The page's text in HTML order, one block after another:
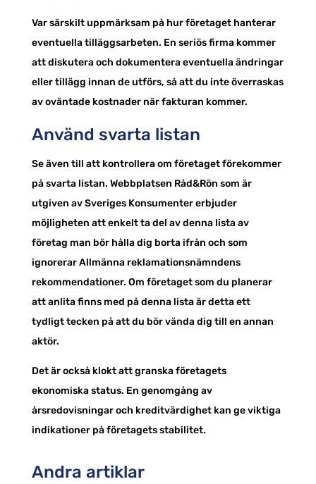
Var särskilt uppmärksam på hur företaget hanterar
eventuella tilläggsarbeten. En seriös firma kommer
att diskutera och dokumentera eventuella ändringar
eller tillägg innan de utförs, så att du inte överraskas
av oväntade kostnader när fakturan kommer.
Använd svarta listan
Se även till att kontrollera om företaget förekommer
på svarta listan. Webbplatsen Råd&Rön som är
utgiven av Sveriges Konsumenter erbjuder
möjligheten att enkelt ta del av denna lista av
företag man bör hålla dig borta ifrån och som
ignorerar Allmänna reklamationsnämndens
rekommendationer. Om företaget som du planerar
att anlita finns med på denna lista är detta ett
tydligt tecken på att du bör vända dig till en annan
aktör.
Det är också klokt att granska företagets
ekonomiska status. En genomgång av
årsredovisningar och kreditvärdighet kan ge viktiga
indikationer på företagets stabilitet.
Andra artiklar